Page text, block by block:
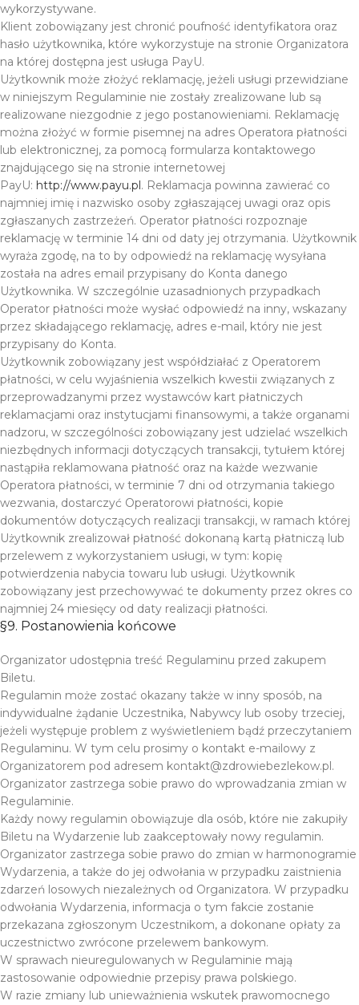
wykorzystywane.
Klient zobowiązany jest chronić poufność identyfikatora oraz
hasło użytkownika, które wykorzystuje na stronie Organizatora
na której dostępna jest usługa PayU.
Użytkownik może złożyć reklamację, jeżeli usługi przewidziane
w niniejszym Regulaminie nie zostały zrealizowane lub są
realizowane niezgodnie z jego postanowieniami. Reklamację
można złożyć w formie pisemnej na adres Operatora płatności
lub elektronicznej, za pomocą formularza kontaktowego
znajdującego się na stronie internetowej
PayU: http://www.payu.pl. Reklamacja powinna zawierać co
najmniej imię i nazwisko osoby zgłaszającej uwagi oraz opis
zgłaszanych zastrzeżeń. Operator płatności rozpoznaje
reklamację w terminie 14 dni od daty jej otrzymania. Użytkownik
wyraża zgodę, na to by odpowiedź na reklamację wysyłana
została na adres email przypisany do Konta danego
Użytkownika. W szczególnie uzasadnionych przypadkach
Operator płatności może wysłać odpowiedź na inny, wskazany
przez składającego reklamację, adres e-mail, który nie jest
przypisany do Konta.
Użytkownik zobowiązany jest współdziałać z Operatorem
płatności, w celu wyjaśnienia wszelkich kwestii związanych z
przeprowadzanymi przez wystawców kart płatniczych
reklamacjami oraz instytucjami finansowymi, a także organami
nadzoru, w szczególności zobowiązany jest udzielać wszelkich
niezbędnych informacji dotyczących transakcji, tytułem której
nastąpiła reklamowana płatność oraz na każde wezwanie
Operatora płatności, w terminie 7 dni od otrzymania takiego
wezwania, dostarczyć Operatorowi płatności, kopie
dokumentów dotyczących realizacji transakcji, w ramach której
Użytkownik zrealizował płatność dokonaną kartą płatniczą lub
przelewem z wykorzystaniem usługi, w tym: kopię
potwierdzenia nabycia towaru lub usługi. Użytkownik
zobowiązany jest przechowywać te dokumenty przez okres co
najmniej 24 miesięcy od daty realizacji płatności.
§9. Postanowienia końcowe
Organizator udostępnia treść Regulaminu przed zakupem
Biletu.
Regulamin może zostać okazany także w inny sposób, na
indywidualne żądanie Uczestnika, Nabywcy lub osoby trzeciej,
jeżeli występuje problem z wyświetleniem bądź przeczytaniem
Regulaminu. W tym celu prosimy o kontakt e-mailowy z
Organizatorem pod adresem kontakt@zdrowiebezlekow.pl.
Organizator zastrzega sobie prawo do wprowadzania zmian w
Regulaminie.
Każdy nowy regulamin obowiązuje dla osób, które nie zakupiły
Biletu na Wydarzenie lub zaakceptowały nowy regulamin.
Organizator zastrzega sobie prawo do zmian w harmonogramie
Wydarzenia, a także do jej odwołania w przypadku zaistnienia
zdarzeń losowych niezależnych od Organizatora. W przypadku
odwołania Wydarzenia, informacja o tym fakcie zostanie
przekazana zgłoszonym Uczestnikom, a dokonane opłaty za
uczestnictwo zwrócone przelewem bankowym.
W sprawach nieuregulowanych w Regulaminie mają
zastosowanie odpowiednie przepisy prawa polskiego.
W razie zmiany lub unieważnienia wskutek prawomocnego